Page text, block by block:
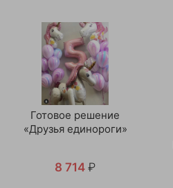
Готовое решение
«Друзья единороги»
8 714 ₽